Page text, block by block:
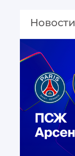
Новости